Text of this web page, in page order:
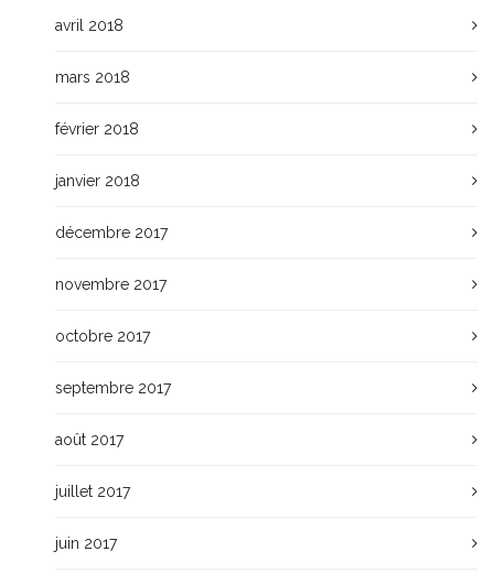
avril 2018
mars 2018
février 2018
janvier 2018
décembre 2017
novembre 2017
octobre 2017
septembre 2017
août 2017
juillet 2017
juin 2017